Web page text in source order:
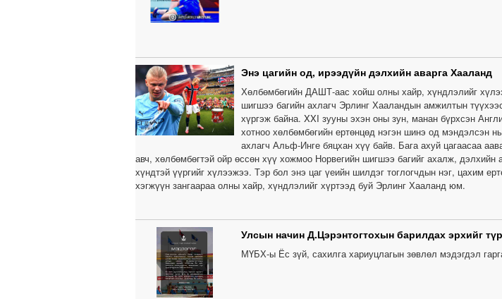
Энэ цагийн од, ирээдүйн дэлхийн аварга Хааланд
Хөлбөмбөгийн ДАШТ-аас хойш олны хайр, хүндлэлийг
шигшээ багийн ахлагч Эрлинг Хааландын амжилтын
хүргэж байна. XXI зууны эхэн оны зун, манан бүрхсэн
хотноо хөлбөмбөгийн ертөнцөд нэгэн шинэ од мэндэлсэн
ахлагч Альф-Инге бяцхан хүү байв. Бага ахуй цагаасаа
авч, хөлбөмбөгтэй ойр өссөн хүү хожмоо Норвегийн шигшээ багийг ахалж, дэлхийн
хүндтэй үүргийг хүлээжээ. Тэр бол энэ цаг үеийн шилдэг тоглогчдын нэг, цахим
хэгжүүн зангаараа олны хайр, хүндлэлийг хүртээд буй Эрлинг Хааланд юм.
Улсын начин Д.Цэрэнтогтохын барилдах эрхийг түр
МҮБХ-ы Ёс зүй, сахилга хариуцлагын зөвлөл мэдэгдэл